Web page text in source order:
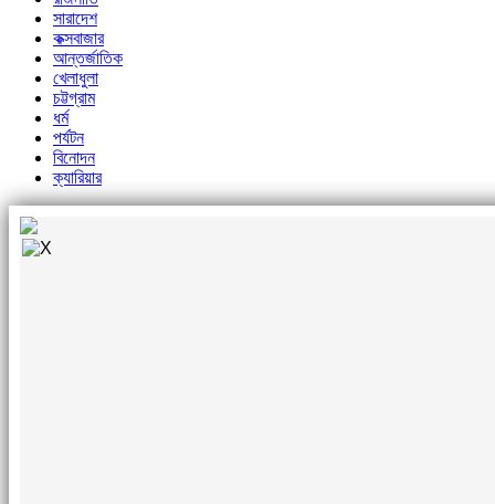
সারাদেশ
কক্সবাজার
আন্তর্জাতিক
খেলাধুলা
চট্টগ্রাম
ধর্ম
পর্যটন
বিনোদন
ক্যারিয়ার